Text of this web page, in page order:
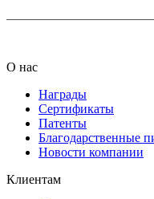
О нас
Награды
Сертификаты
Патенты
Благодарственные
Новости компании
Клиентам